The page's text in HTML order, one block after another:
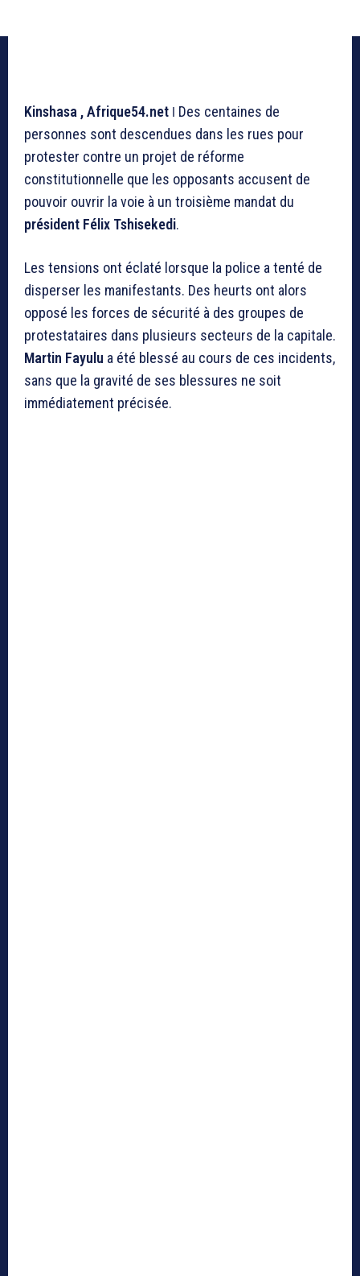
Kinshasa ,Afrique54.net ǀ Des centaines de
personnes sont descendues dans les rues pour
protester contre un projet de réforme
constitutionnelle que les opposants accusent de
pouvoir ouvrir la voie à un troisième mandat du
président Félix Tshisekedi.
Les tensions ont éclaté lorsque la police a tenté de
disperser les manifestants. Des heurts ont alors
opposé les forces de sécurité à des groupes de
protestataires dans plusieurs secteurs de la capitale.
Martin Fayulu a été blessé au cours de ces incidents,
sans que la gravité de ses blessures ne soit
immédiatement précisée.